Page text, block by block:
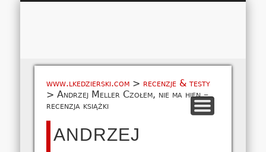
O NAS
EUROPA A-M
EUROPA N-Z
AZJA
AFRYKA
AMERYKA
OCEANIA
MAPA
WSPÓŁPRACA
KONTAKT
www.lkedzierski.com > recenzje & testy
>Andrzej Meller Czołem, nie ma hien –
recenzja książki
ANDRZEJ